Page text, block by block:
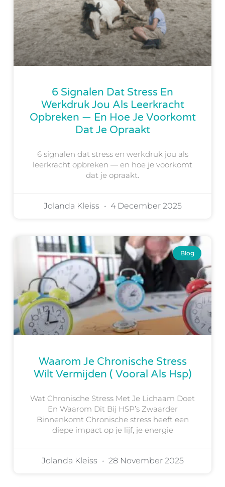
6 Signalen Dat Stress En
Werkdruk Jou Als Leerkracht
Opbreken — En Hoe Je Voorkomt
Dat Je Opraakt
6 signalen dat stress en werkdruk jou als
leerkracht opbreken — en hoe je voorkomt
dat je opraakt.
Jolanda Kleiss 4 December 2025
Blog
Waarom Je Chronische Stress
Wilt Vermijden ( Vooral Als Hsp)
Wat Chronische Stress Met Je Lichaam Doet
En Waarom Dit Bij HSP’s Zwaarder
Binnenkomt Chronische stress heeft een
diepe impact op je lijf, je energie
Jolanda Kleiss 28 November 2025